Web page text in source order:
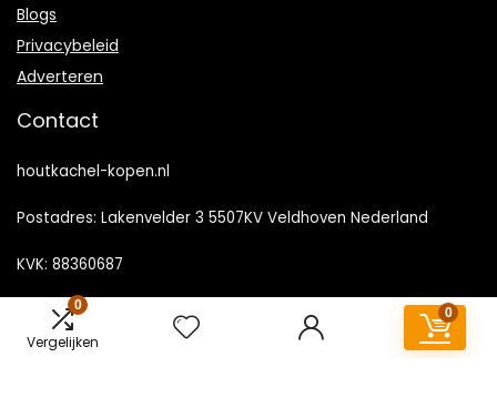
0
Vergelijken
0
Blogs
Privacybeleid
Adverteren
Contact
houtkachel-kopen.nl
Postadres: Lakenvelder 3 5507KV Veldhoven Nederland
KVK: 88360687
E-mail:info@houtkachel-kopen.nl